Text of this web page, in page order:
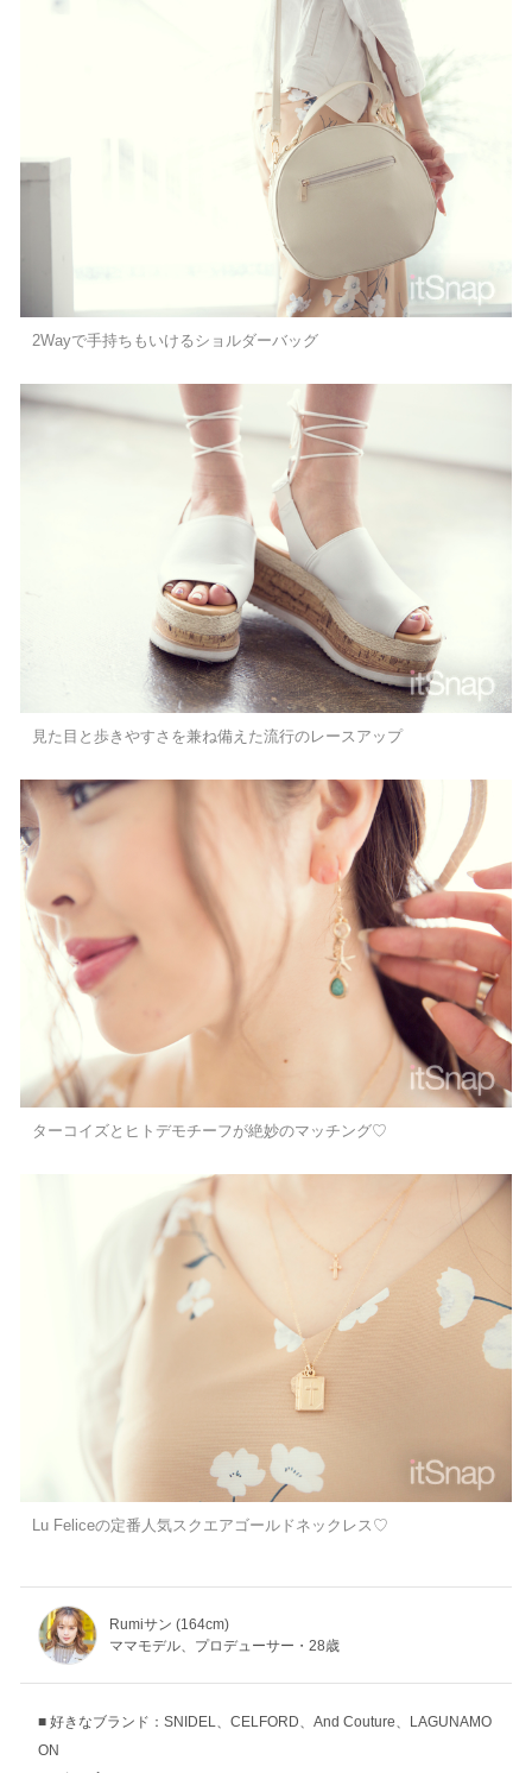
2Wayで手持ちもいけるショルダーバッグ
見た目と歩きやすさを兼ね備えた流行のレースアップ
ターコイズとヒトデモチーフが絶妙のマッチング♡
Lu Feliceの定番人気スクエアゴールドネックレス♡
Rumiサン (164cm)
ママモデル、プロデューサー・28歳
好きなブランド：SNIDEL、CELFORD、And Couture、LAGUNAMO
ON